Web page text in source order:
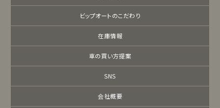
ビップオートのこだわり
在庫情報
車の買い方提案
SNS
会社概要